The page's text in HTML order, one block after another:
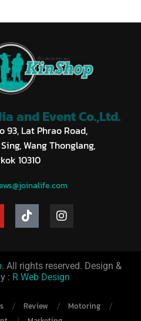
and Event Co.,Ltd.
93, Lat Phrao Road,
Wang Thonglang,
10310
. All rights reserved. Design &
: R Web Design
Review
Motoring